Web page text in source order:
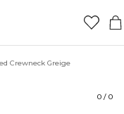
Crewneck Greige
0 / 0